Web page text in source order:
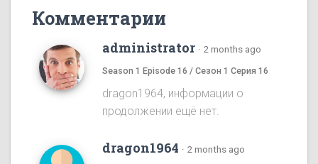
Комментарии
administrator · 2 months ago
Season 1 Episode 16 / Сезон 1 Серия 16
dragon1964, информации о
продолжении ещё нет.
dragon1964 · 2 months ago